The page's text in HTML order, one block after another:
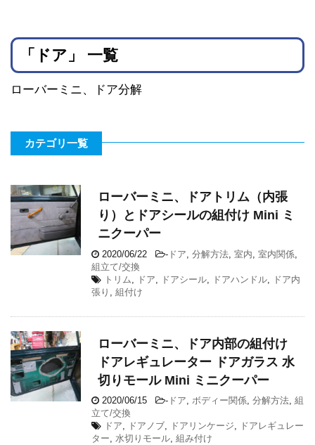
「ドア」 一覧
ローバーミニ、ドア分解
カテゴリ一覧
ローバーミニ、ドアトリム（内張
り）とドアシールの組付け Mini ミ
ニクーパー
2020/06/22 - ドア, 分解方法, 室内, 室内関係,
組立て/交換
トリム, ドア, ドアシール, ドアハンドル, ドア内
張り , 組付け
ローバーミニ、ドア内部の組付け
ドアレギュレーター ドアガラス 水
切りモール Mini ミニクーパー
2020/06/15 - ドア, ボディー関係, 分解方法, 組
立て/交換
ドア, ドアノブ, ドアリンケージ, ドアレギュレー
ター, 水切りモール, 組み付け